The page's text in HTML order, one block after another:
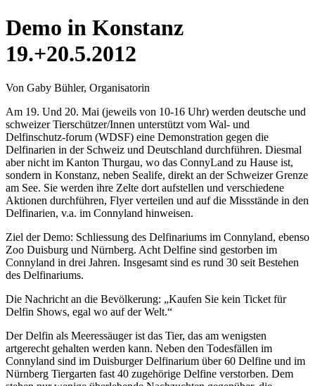
Demo in Konstanz
19.+20.5.2012
Von Gaby Bühler, Organisatorin
Am 19. Und 20. Mai (jeweils von 10-16 Uhr) werden deutsche und
schweizer Tierschützer/Innen unterstützt vom Wal- und
Delfinschutz-forum (WDSF) eine Demonstration gegen die
Delfinarien in der Schweiz und Deutschland durchführen. Diesmal
aber nicht im Kanton Thurgau, wo das ConnyLand zu Hause ist,
sondern in Konstanz, neben Sealife, direkt an der Schweizer Grenze
am See. Sie werden ihre Zelte dort aufstellen und verschiedene
Aktionen durchführen, Flyer verteilen und auf die Missstände in den
Delfinarien, v.a. im Connyland hinweisen.
Ziel der Demo: Schliessung des Delfinariums im Connyland, ebenso
Zoo Duisburg und Nürnberg. Acht Delfine sind gestorben im
Connyland in drei Jahren. Insgesamt sind es rund 30 seit Bestehen
des Delfinariums.
Die Nachricht an die Bevölkerung: „Kaufen Sie kein Ticket für
Delfin Shows, egal wo auf der Welt.“
Der Delfin als Meeressäuger ist das Tier, das am wenigsten
artgerecht gehalten werden kann. Neben den Todesfällen im
Connyland sind im Duisburger Delfinarium über 60 Delfine und im
Nürnberg Tiergarten fast 40 zugehörige Delfine verstorben. Dem